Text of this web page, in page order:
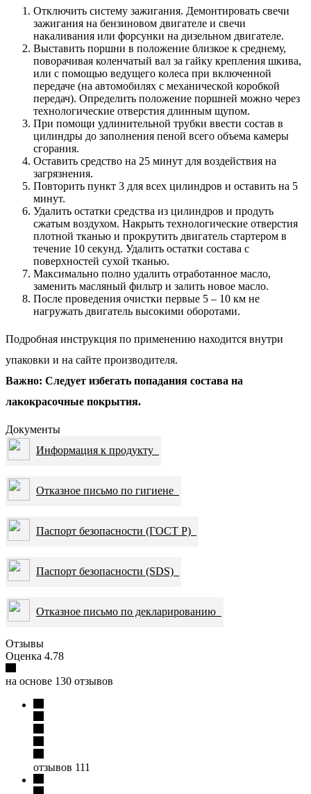
Отключить систему зажигания. Демонтировать свечи
зажигания на бензиновом двигателе и свечи
накаливания или форсунки на дизельном двигателе.
Выставить поршни в положение близкое к среднему,
поворачивая коленчатый вал за гайку крепления шкива,
или с помощью ведущего колеса при включенной
передаче (на автомобилях с механической коробкой
передач). Определить положение поршней можно через
технологические отверстия длинным щупом.
При помощи удлинительной трубки ввести состав в
цилиндры до заполнения пеной всего объема камеры
сгорания.
Оставить средство на 25 минут для воздействия на
загрязнения.
Повторить пункт 3 для всех цилиндров и оставить на 5
минут.
Удалить остатки средства из цилиндров и продуть
сжатым воздухом. Накрыть технологические отверстия
плотной тканью и прокрутить двигатель стартером в
течение 10 секунд. Удалить остатки состава с
поверхностей сухой тканью.
Максимально полно удалить отработанное масло,
заменить масляный фильтр и залить новое масло.
После проведения очистки первые 5 – 10 км не
нагружать двигатель высокими оборотами.
Подробная инструкция по применению находится внутри
упаковки и на сайте производителя.
Важно: Следует избегать попадания состава на
лакокрасочные покрытия.
Документы
Информация к продукту
Отказное письмо по гигиене
Паспорт безопасности (ГОСТ Р)
Паспорт безопасности (SDS)
Отказное письмо по декларированию
Отзывы
Оценка 4.78
на основе 130 отзывов
отзывов 111